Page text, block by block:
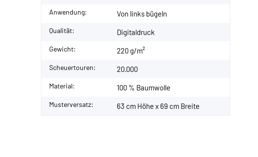
Anwendung: Von links bügeln
Qualität: Digitaldruck
Gewicht: 220 g/m²
Scheuertouren: 20.000
Material: 100 % Baumwolle
Musterversatz: 63 cm Höhe x 69 cm Breite